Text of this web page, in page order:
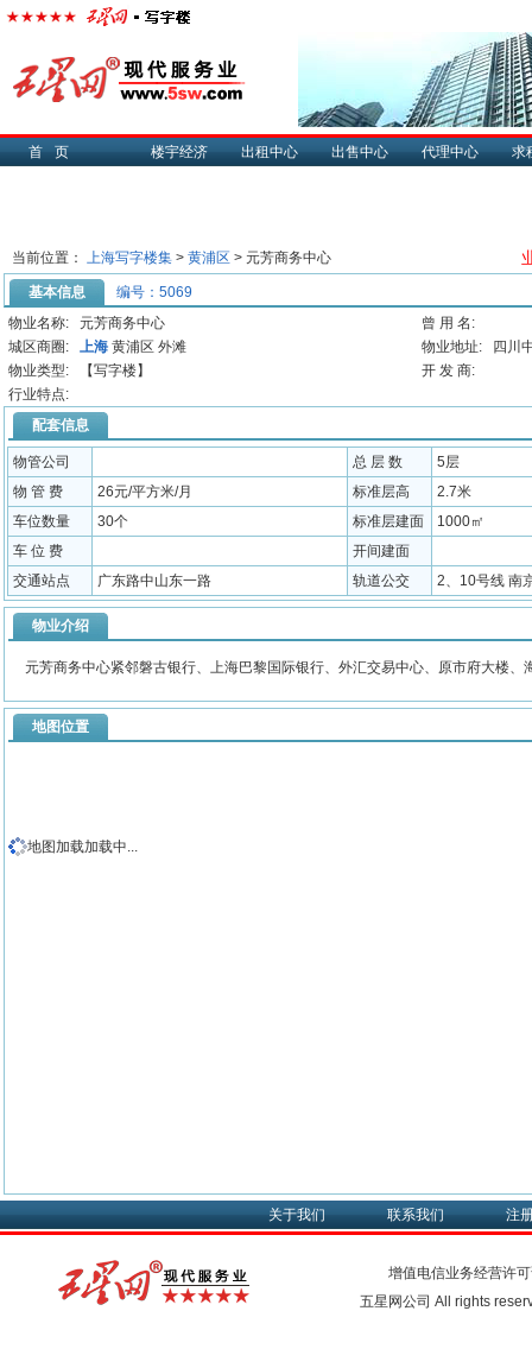
首页 楼宇经济 出租中心 出售中心 代理中心 求
当前位置： 上海写字楼集 > 黄浦区 > 元芳商务中心
基本信息
编号：5069
物业名称:
元芳商务中心
曾 用 名:
城区商圈:
上海 黄浦区 外滩 物业地址:
四川
物业类型:
【写字楼】
开 发 商:
行业特点:
配套信息
物管公司 总 层 数
5层
物 管 费
26元/平方米/月 标准层高
2.7米
车位数量
30个 标准层建面
1000㎡
车 位 费
开间建面
交通站点
广东路中山东一路 轨道公交 2、10号线 南
物业介绍
元芳商务中心紧邻磐古银行、上海巴黎国际银行、外汇交易中心、原市府大楼、
地图位置
地图加载加载中...
关于我们 联系我们 注
增值电信业务经营许
五星网公司 All rights